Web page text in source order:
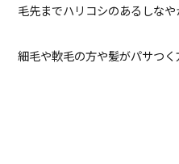
毛先までハリコシのあるしな
細毛や軟毛の方や髪がパサつく